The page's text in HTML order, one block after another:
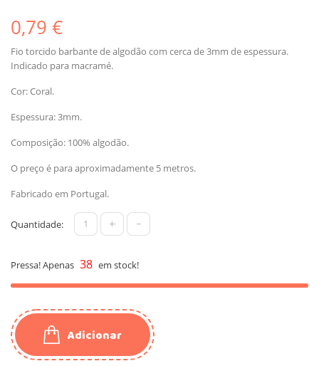
0,79 €
Fio torcido barbante de algodão com cerca de 3mm de espessura.
Indicado para macramé.
Cor: Coral.
Espessura: 3mm.
Composição: 100% algodão.
O preço é para aproximadamente 5 metros.
Fabricado em Portugal.
Quantidade: + -
Pressa! Apenas 38 em stock!
Adicionar